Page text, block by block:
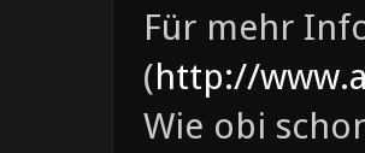
Für mehr
(http://
Wie obi